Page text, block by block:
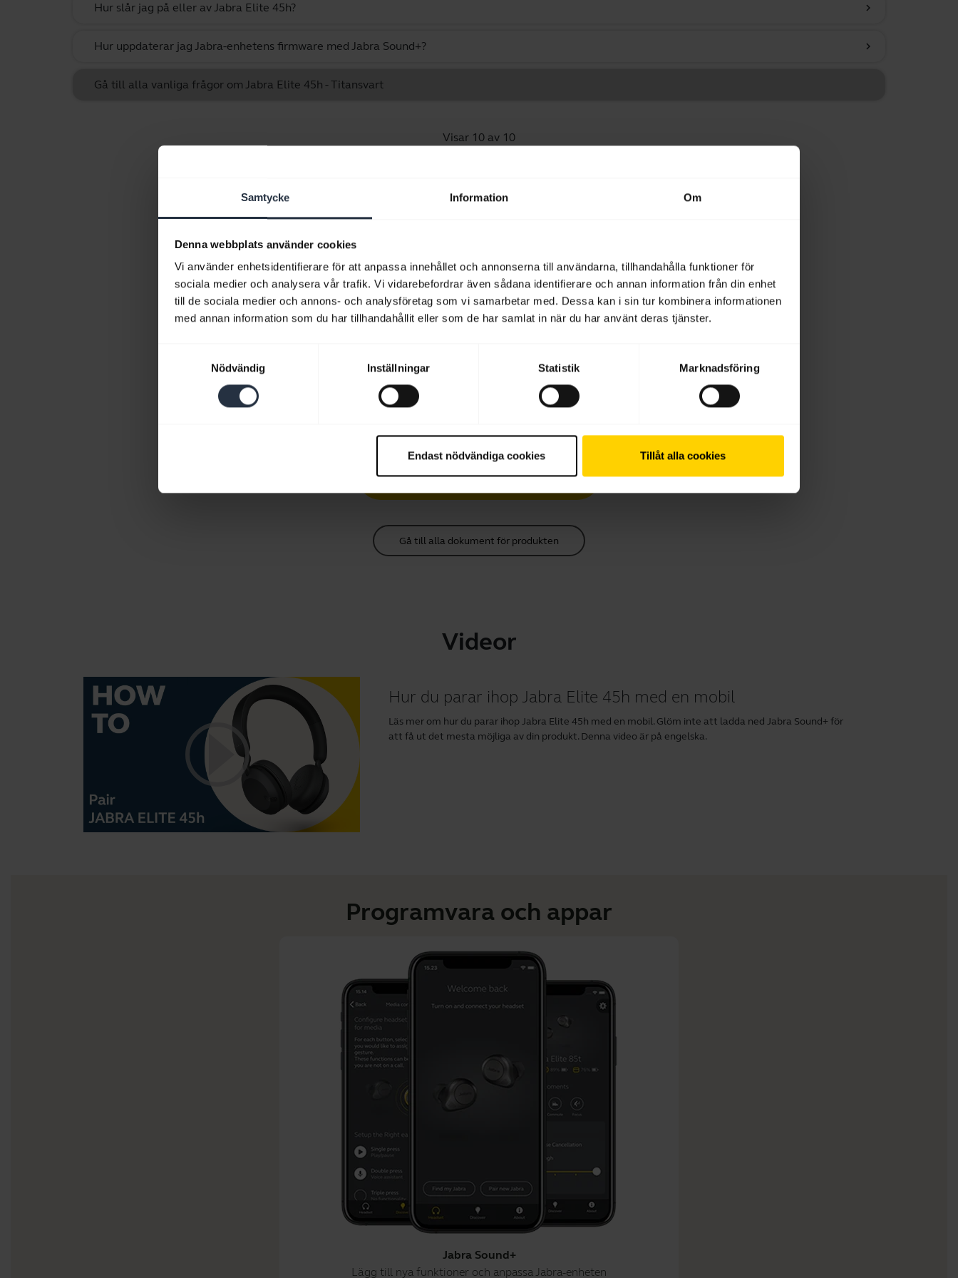
Samtycke Information Om
Denna webbplats använder cookies
Vi använder enhetsidentifierare för att anpassa innehållet och annonserna till användarna, tillhandahålla funktioner för
sociala medier och analysera vår trafik. Vi vidarebefordrar även sådana identifierare och annan information från din enhet
till de sociala medier och annons- och analysföretag som vi samarbetar med. Dessa kan i sin tur kombinera informationen
med annan information som du har tillhandahållit eller som de har samlat in när du har använt deras tjänster.
Nödvändig
Inställningar Statistik Marknadsföring
Endast nödvändiga cookies Tillåt alla cookies
Hur slår jag på eller av Jabra Elite 45h? chevron_right
Hur uppdaterar jag Jabra-enhetens firmware med Jabra Sound+? chevron_right
Gå till alla vanliga frågor om Jabra Elite 45h - Titansvart
Visar 10 av 10
Användarmanual
Svenska expand_more
Flerspråkig
Gå till alla dokument för produkten
Videor
Hur du parar ihop Jabra Elite 45h med en mobil
Läs mer om hur du parar ihop Jabra Elite 45h med en mobil. Glöm inte att ladda nedJabra Sound+ för
att få ut det mesta möjliga av din produkt. Denna video är på engelska.
Programvara och appar
Jabra Sound+
Lägg till nya funktioner och anpassa Jabra-enheten